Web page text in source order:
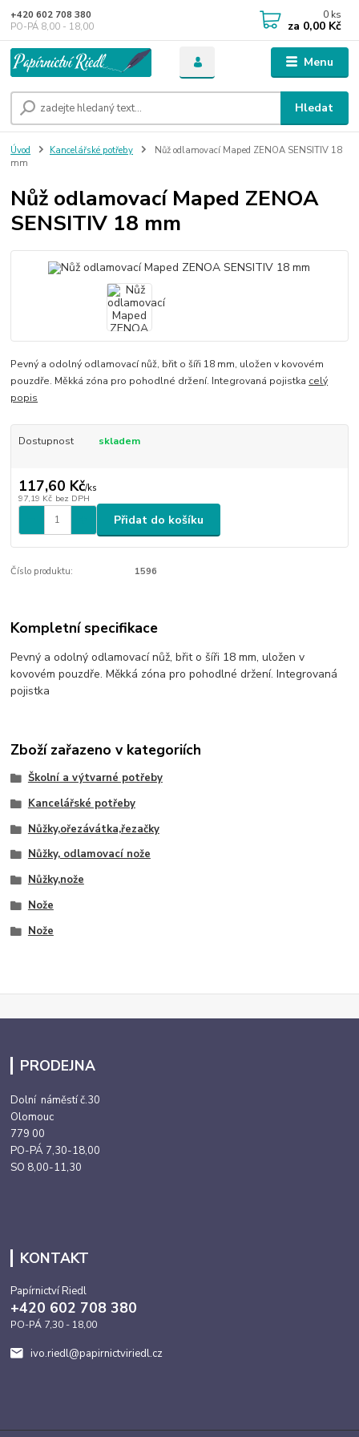
Menu
Hledat
+420 602 708 380
PO-PÁ 8,00 - 18,00
0 ks
za 0,00 Kč
Úvod Kancelářské potřeby
Nůž odlamovací Maped ZENOA SENSITIV 18
mm
Nůž odlamovací Maped ZENOA
SENSITIV 18 mm
Pevný a odolný odlamovací nůž, břit o šíři 18 mm, uložen v kovovém
pouzdře. Měkká zóna pro pohodlné držení. Integrovaná pojistka celý
popis
Dostupnost skladem
117,60 Kč/ks
97,19 Kč bez DPH
Přidat do košíku
Číslo produktu: 1596
Kompletní specifikace
Pevný a odolný odlamovací nůž, břit o šíři 18 mm, uložen v
kovovém pouzdře. Měkká zóna pro pohodlné držení. Integrovaná
pojistka
Zboží zařazeno v kategoriích
Školní a výtvarné potřeby
Kancelářské potřeby
Nůžky,ořezávátka,řezačky
Nůžky, odlamovací nože
Nůžky,nože
Nože
Nože
PRODEJNA
Dolní náměstí č.30
Olomouc
779 00
PO-PÁ 7,30-18,00
SO 8,00-11,30
KONTAKT
Papírnictví Riedl
+420 602 708 380
PO-PÁ 7,30 - 18,00
ivo.riedl@papirnictviriedl.cz